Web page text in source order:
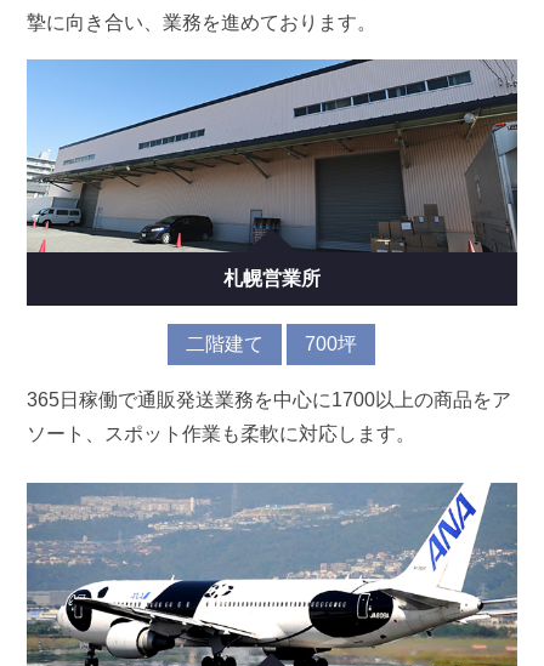
摯に向き合い、業務を進めております。
札幌営業所
二階建て 700坪
365日稼働で通販発送業務を中心に1700以上の商品をア
ソート、スポット作業も柔軟に対応します。